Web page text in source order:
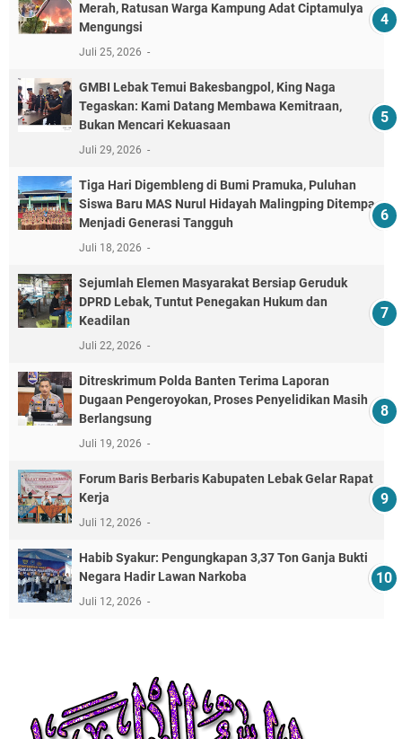
Merah, Ratusan Warga Kampung Adat Ciptamulya
Mengungsi
Juli 25, 2026
GMBI Lebak Temui Bakesbangpol, King Naga
Tegaskan: Kami Datang Membawa Kemitraan,
Bukan Mencari Kekuasaan
Juli 29, 2026
Tiga Hari Digembleng di Bumi Pramuka, Puluhan
Siswa Baru MAS Nurul Hidayah Malingping Ditempa
Menjadi Generasi Tangguh
Juli 18, 2026
Sejumlah Elemen Masyarakat Bersiap Geruduk
DPRD Lebak, Tuntut Penegakan Hukum dan
Keadilan
Juli 22, 2026
Ditreskrimum Polda Banten Terima Laporan
Dugaan Pengeroyokan, Proses Penyelidikan Masih
Berlangsung
Juli 19, 2026
Forum Baris Berbaris Kabupaten Lebak Gelar Rapat
Kerja
Juli 12, 2026
​Habib Syakur: Pengungkapan 3,37 Ton Ganja Bukti
Negara Hadir Lawan Narkoba
Juli 12, 2026